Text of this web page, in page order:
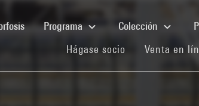
(current)Programa Colección
Hágase socio (current)
Venta en